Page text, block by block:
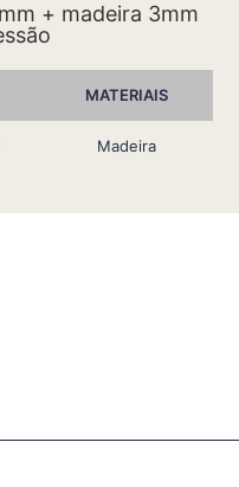
+ madeira 3mm
MATERIAIS
Madeira